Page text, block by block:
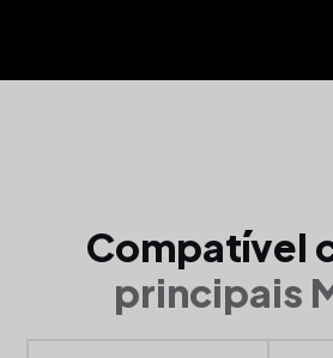
Compatível
principais